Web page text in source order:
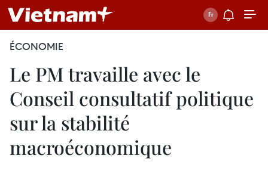
ÉCONOMIE
Le PM travaille avec le
Conseil consultatif politique
sur la stabilité
macroéconomique